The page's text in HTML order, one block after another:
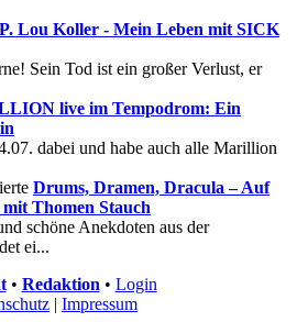
Lou Koller - Mein Leben mit SICK
Sein Tod ist ein großer Verlust, er
live im Tempodrom: Ein
dabei und habe auch alle Marillion
Drums, Dramen, Dracula – Auf
Thomen Stauch
schöne Anekdoten aus der
ei...
• Redaktion • Login
| Impressum